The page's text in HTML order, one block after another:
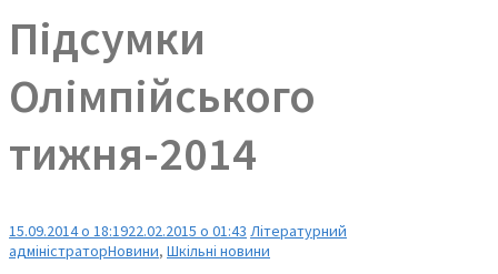
Підсумки
Олімпійського
тижня-2014
15.09.2014 о 18:1922.02.2015 о 01:43 Літературний
адміністраторНовини, Шкільні новини